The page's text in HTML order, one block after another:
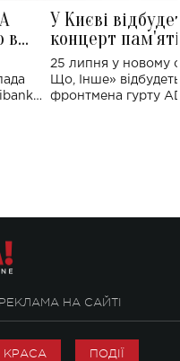
в
У Києві
концерт
Клименка:
виконають
25 липня у новому
Що, Інше»
фронтмена гурту
РЕКЛАМА НА САЙТІ
КРАСА ПОДІЇ